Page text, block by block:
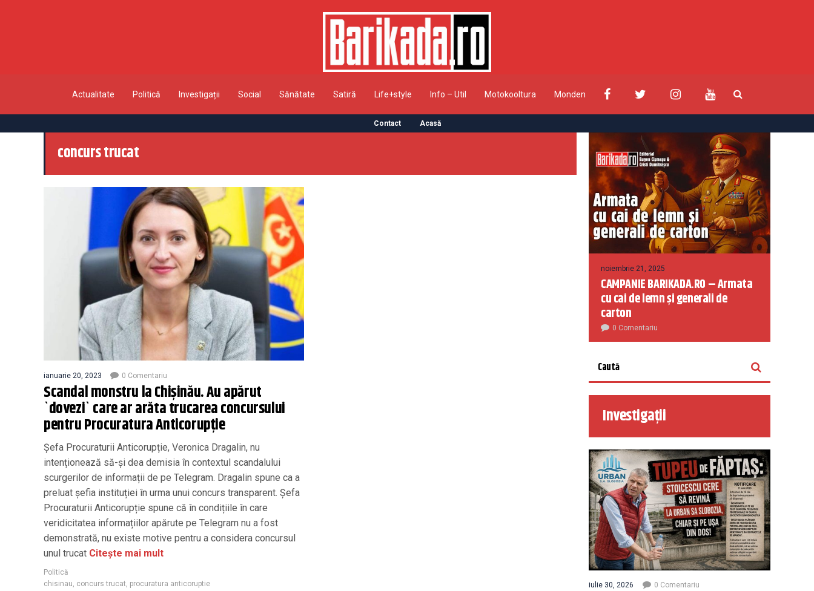
Actualitate Politică Investigații Social Sănătate Satiră Life+style Info – Util Motokooltura Monden
Contact Acasă
concurs trucat
ianuarie 20, 2023 0 Comentariu
Scandal monstru la Chișinău. Au apărut
`dovezi` care ar arăta trucarea concursului
pentru Procuratura Anticorupție
Șefa Procuraturii Anticorupție, Veronica Dragalin, nu
intenționează să-și dea demisia în contextul scandalului
scurgerilor de informații de pe Telegram. Dragalin spune ca a
preluat șefia instituției în urma unui concurs transparent. Șefa
Procuraturii Anticorupție spune că în condițiile în care
veridicitatea informațiilor apărute pe Telegram nu a fost
demonstrată, nu existe motive pentru a considera concursul
unul trucat Citește mai mult
Politică
chisinau concurs trucat procuratura anticoruptie
noiembrie 21, 2025
CAMPANIE BARIKADA.RO – Armata
cu cai de lemn și generali de
carton
0 Comentariu
Investigații
iulie 30, 2026 0 Comentariu